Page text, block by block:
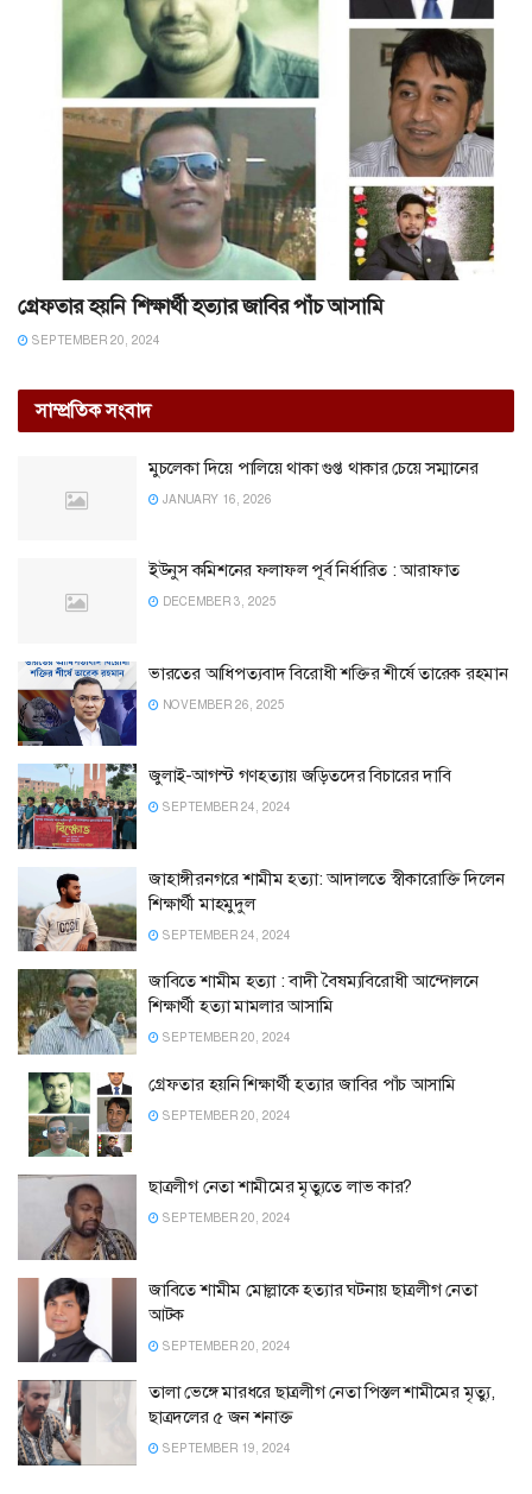
গ্রেফতার হয়নি শিক্ষার্থী হত্যার জাবির পাঁচ আসামি
SEPTEMBER 20, 2024
সাম্প্রতিক সংবাদ
মুচলেকা দিয়ে পালিয়ে থাকা গুপ্ত থাকার চেয়ে সম্মানের
JANUARY 16, 2026
ইউনুস কমিশনের ফলাফল পূর্ব নির্ধারিত : আরাফাত
DECEMBER 3, 2025
ভারতের আধিপত্যবাদ বিরোধী শক্তির শীর্ষে তারেক রহমান
NOVEMBER 26, 2025
জুলাই-আগস্ট গণহত্যায় জড়িতদের বিচারের দাবি
SEPTEMBER 24, 2024
জাহাঙ্গীরনগরে শামীম হত্যা: আদালতে স্বীকারোক্তি দিলেন
শিক্ষার্থী মাহমুদুল
SEPTEMBER 24, 2024
জাবিতে শামীম হত্যা : বাদী বৈষম্যবিরোধী আন্দোলনে
শিক্ষার্থী হত্যা মামলার আসামি
SEPTEMBER 20, 2024
গ্রেফতার হয়নি শিক্ষার্থী হত্যার জাবির পাঁচ আসামি
SEPTEMBER 20, 2024
ছাত্রলীগ নেতা শামীমের মৃত্যুতে লাভ কার?
SEPTEMBER 20, 2024
জাবিতে শামীম মোল্লাকে হত্যার ঘটনায় ছাত্রলীগ নেতা
আটক
SEPTEMBER 20, 2024
তালা ভেঙ্গে মারধরে ছাত্রলীগ নেতা পিস্তল শামীমের মৃত্যু,
ছাত্রদলের ৫ জন শনাক্ত
SEPTEMBER 19, 2024